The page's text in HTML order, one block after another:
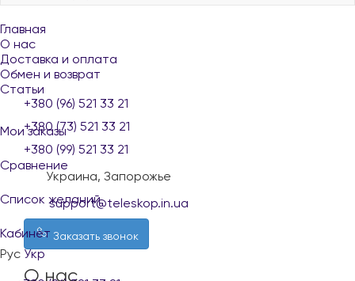
Главная
О нас
Доставка и оплата
Обмен и возврат
Статьи
Мои заказы
Сравнение
Список желаний
Кабинет
Рус Укр
+380 (96) 521 33 21
+380 (73) 521 33 21
+380 (99) 521 33 21
Украина, Запорожье
support@teleskop.in.ua
Заказать звонок
О нас